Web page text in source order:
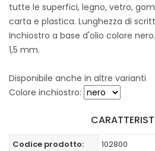
tutte le superfici, legno, vetro,
carta e plastica. Lunghezza di
Inchiostro a base d'olio colore
1,5 mm.
Disponibile anche in altre varianti
Colore inchiostro:
Codice prodotto:
102800